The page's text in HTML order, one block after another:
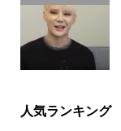
人気ランキング